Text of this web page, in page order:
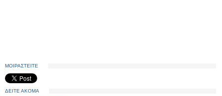
ΜΟΙΡΑΣΤΕΙΤΕ
ΔΕΙΤΕ ΑΚΟΜΑ